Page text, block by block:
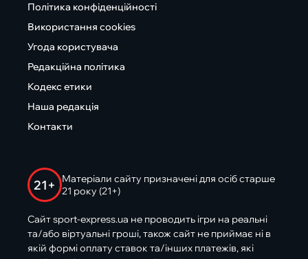
Політика конфіденційності
Використання cookies
Угода користувача
Редакційна політика
Кодекс етики
Наша редакція
Контакти
21+
Матеріали сайту призначені для осіб старше
21 року (21+)
Сайт sport-express.ua не проводить ігри на реальні
та/або віртуальні гроші, також сайт не приймає ні в
якій формі оплату ставок та/інших платежів, які